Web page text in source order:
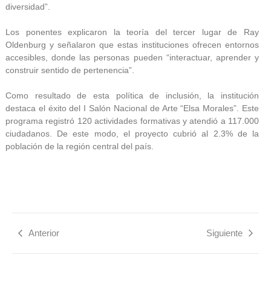
diversidad”.
Los ponentes explicaron la teoría del tercer lugar de Ray
Oldenburg y señalaron que estas instituciones ofrecen entornos
accesibles, donde las personas pueden “interactuar, aprender y
construir sentido de pertenencia”.
Como resultado de esta política de inclusión, la institución
destaca el éxito del I Salón Nacional de Arte “Elsa Morales”. Este
programa registró 120 actividades formativas y atendió a 117.000
ciudadanos. De este modo, el proyecto cubrió al 2.3% de la
población de la región central del país.
Anterior Siguiente